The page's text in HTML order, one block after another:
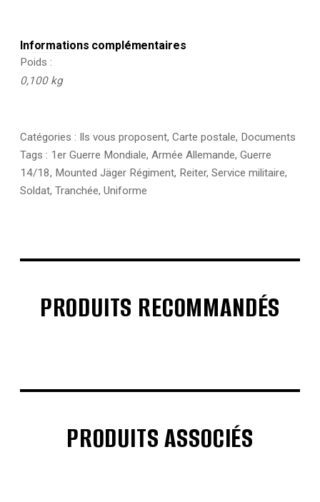
Informations complémentaires
Poids
0,100 kg
Catégories : Ils vous proposent, Carte postale, Documents
Tags : 1er Guerre Mondiale, Armée Allemande, Guerre
14/18, Mounted Jäger Régiment, Reiter, Service militaire,
Soldat, Tranchée, Uniforme
PRODUITS RECOMMANDÉS
€ € €
PRODUITS ASSOCIÉS